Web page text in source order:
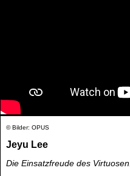
© Bilder: OPUS
Jeyu Lee
Die Einsatzfreude des Virtuosen.